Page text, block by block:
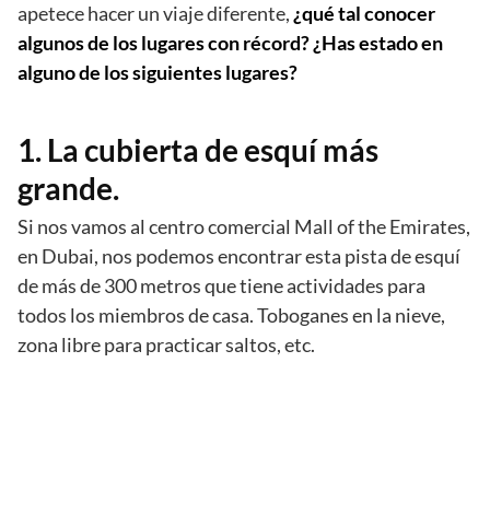
apetece hacer un viaje diferente, ¿qué tal conocer
algunos de los lugares con récord? ¿Has estado en
alguno de los siguientes lugares?
1. La cubierta de esquí más
grande.
Si nos vamos al centro comercial Mall of the Emirates,
en Dubai, nos podemos encontrar esta pista de esquí
de más de 300 metros que tiene actividades para
todos los miembros de casa. Toboganes en la nieve,
zona libre para practicar saltos, etc.